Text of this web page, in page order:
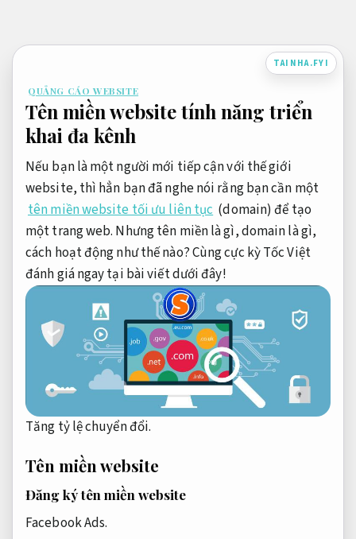
nội
TAINHA.FYI
QUẢNG CÁO WEBSITE
Tên miền website tính năng triển
khai đa kênh
Nếu bạn là một người mới tiếp cận với thế giới
website, thì hẳn bạn đã nghe nói rằng bạn cần một
tên miền website tối ưu liên tục (domain) để tạo
một trang web. Nhưng tên miền là gì, domain là gì,
cách hoạt động như thế nào? Cùng cực kỳ Tốc Việt
đánh giá ngay tại bài viết dưới đây!
Tăng tỷ lệ chuyển đổi.
Tên miền website
Đăng ký tên miền website
Facebook Ads.